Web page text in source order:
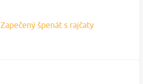
Zapečený špenát s rajčaty